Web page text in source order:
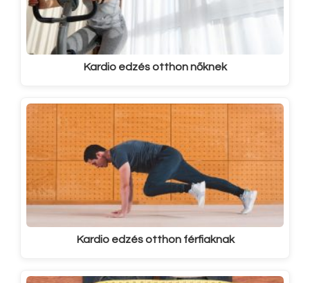
Kardio edzés otthon nőknek
Kardio edzés otthon férfiaknak